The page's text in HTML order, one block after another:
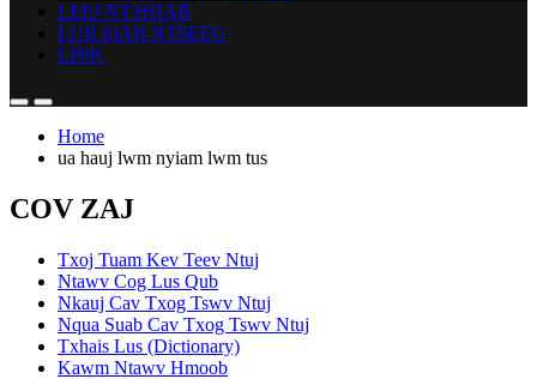
LEEJ NTSHIAB
LUB SIAB NTSEEG
LINK
Home
ua hauj lwm nyiam lwm tus
COV ZAJ
Txoj Tuam Kev Teev Ntuj
Ntawv Cog Lus Qub
Nkauj Cav Txog Tswv Ntuj
Nqua Suab Cav Txog Tswv Ntuj
Txhais Lus (Dictionary)
Kawm Ntawv Hmoob